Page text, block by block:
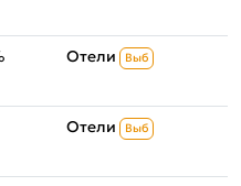
Отели Выб
Отели Выб